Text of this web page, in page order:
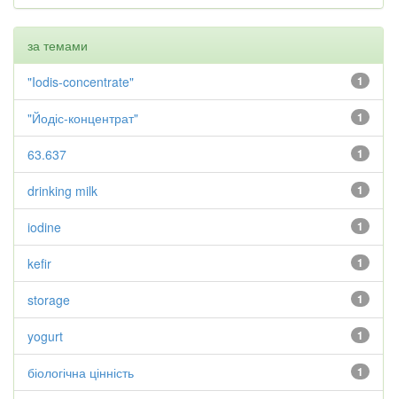
за темами
1
"Iodis-concentrate"
1
"Йодіс-концентрат"
1
63.637
1
drinking milk
1
iodine
1
kefir
1
storage
1
yogurt
1
біологічна цінність